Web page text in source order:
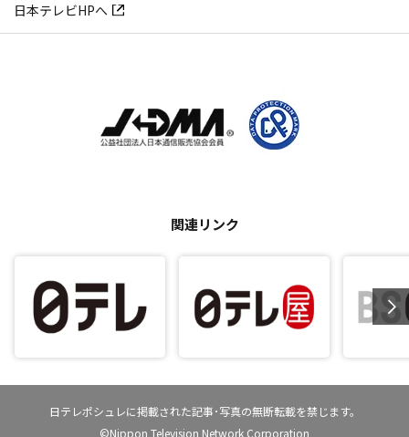
日本テレビHPへ
関連リンク
日テレポシュレに掲載された記事･写真の無断転載を禁じます。
©Nippon Television Network Corporation